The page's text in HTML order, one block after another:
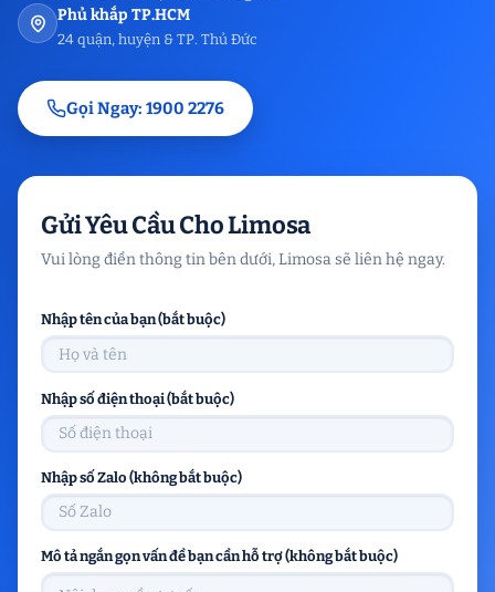
Phủ khắp TP.HCM
24 quận, huyện & TP. Thủ Đức
Gọi Ngay: 1900 2276
Gửi Yêu Cầu Cho Limosa
Vui lòng điền thông tin bên dưới, Limosa sẽ liên hệ ngay.
Nhập tên của bạn (bắt buộc)
Nhập số điện thoại (bắt buộc)
Nhập số Zalo (không bắt buộc)
Mô tả ngắn gọn vấn đề bạn cần hỗ trợ (không bắt buộc)